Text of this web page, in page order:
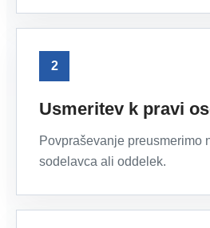
2
Usmeritev k pravi
Povpraševanje preusmerimo
sodelavca ali oddelek.